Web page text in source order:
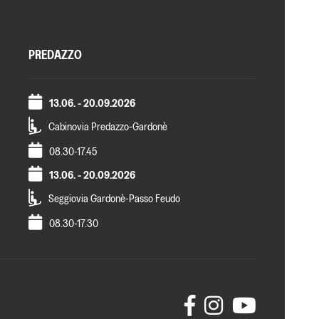
PREDAZZO
13.06. - 20.09.2026
Cabinovia Predazzo-Gardonè
08.30-17.45
13.06. - 20.09.2026
Seggiovia Gardonè-Passo Feudo
08.30-17.30